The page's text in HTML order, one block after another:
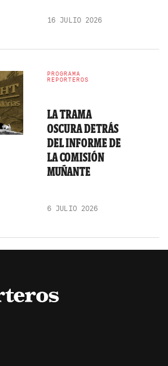
16 JULIO 2026
PROGRAMA
REPORTEROS
LA TRAMA
OSCURA DETRÁS
DEL INFORME DE
LA COMISIÓN
MUÑANTE
6 JULIO 2026